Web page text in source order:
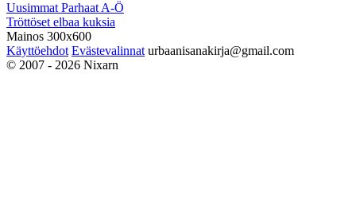
Uusimmat Parhaat A-Ö
Tröttöset elbaa kuksia
Mainos 300x600
Käyttöehdot Evästevalinnat urbaanisanakirja@gmail.com
© 2007 - 2026 Nixarn